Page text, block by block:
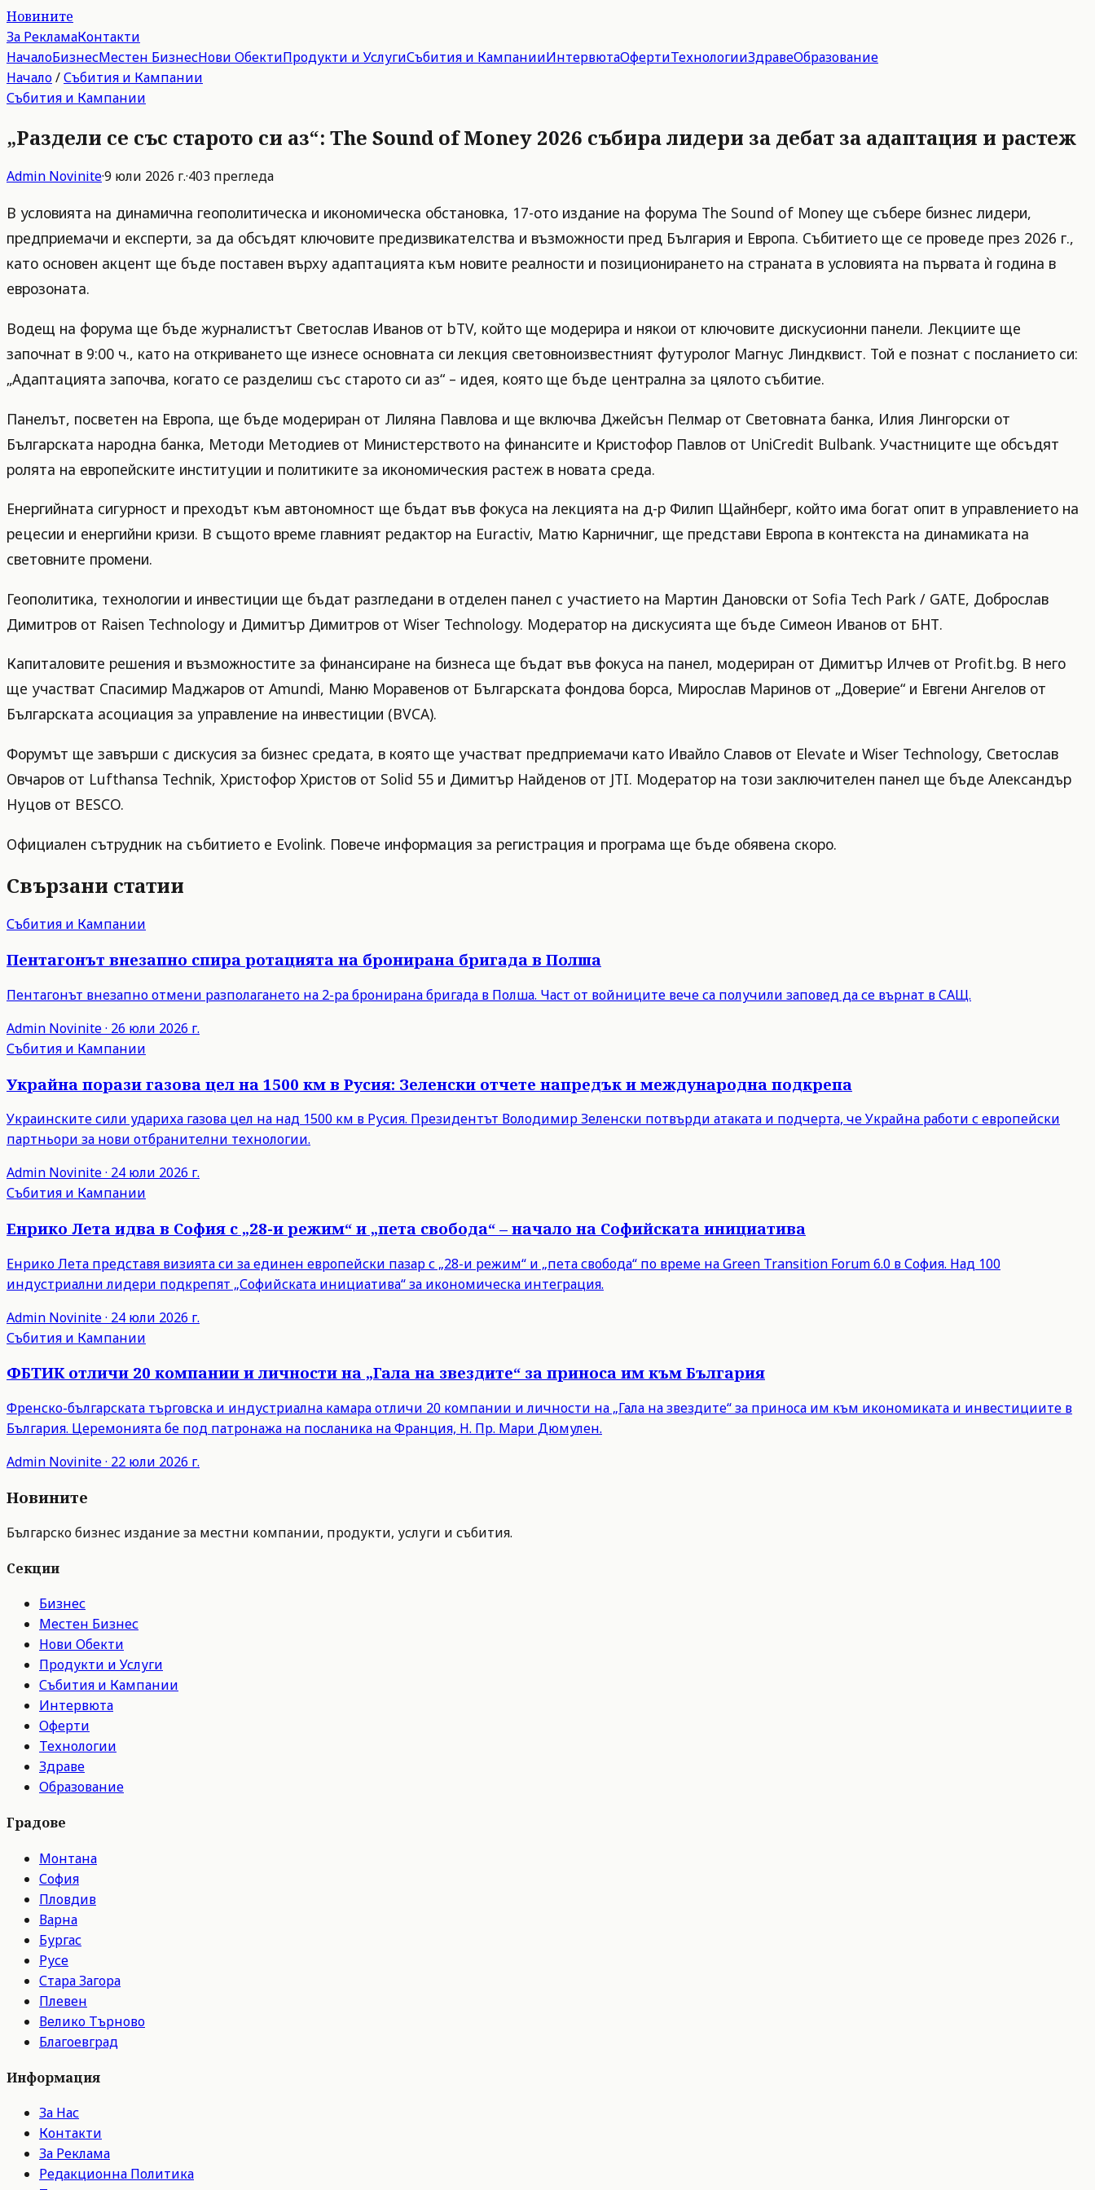
Новините
За РекламаКонтакти
НачалоБизнесМестен БизнесНови ОбектиПродукти и УслугиСъбития и КампанииИнтервютаОфертиТехнологииЗдравеОбразование
Начало/Събития и Кампании
Събития и Кампании
„Раздели се със старото си аз“: The Sound of Money 2026 събира лидери за дебат за адаптация и растеж
Admin Novinite·9 юли 2026 г.·403 прегледа
В условията на динамична геополитическа и икономическа обстановка, 17-ото издание на форума The Sound of Money ще събере бизнес лидери,
предприемачи и експерти, за да обсъдят ключовите предизвикателства и възможности пред България и Европа. Събитието ще се проведе през 2026 г.,
като основен акцент ще бъде поставен върху адаптацията към новите реалности и позиционирането на страната в условията на първата ѝ година в
еврозоната.
Водещ на форума ще бъде журналистът Светослав Иванов от bTV, който ще модерира и някои от ключовите дискусионни панели. Лекциите ще
започнат в 9:00 ч., като на откриването ще изнесе основната си лекция световноизвестният футуролог Магнус Линдквист. Той е познат с посланието си:
„Адаптацията започва, когато се разделиш със старото си аз“ – идея, която ще бъде централна за цялото събитие.
Панелът, посветен на Европа, ще бъде модериран от Лиляна Павлова и ще включва Джейсън Пелмар от Световната банка, Илия Лингорски от
Българската народна банка, Методи Методиев от Министерството на финансите и Кристофор Павлов от UniCredit Bulbank. Участниците ще обсъдят
ролята на европейските институции и политиките за икономическия растеж в новата среда.
Енергийната сигурност и преходът към автономност ще бъдат във фокуса на лекцията на д-р Филип Щайнберг, който има богат опит в управлението на
рецесии и енергийни кризи. В същото време главният редактор на Euractiv, Матю Карничниг, ще представи Европа в контекста на динамиката на
световните промени.
Геополитика, технологии и инвестиции ще бъдат разгледани в отделен панел с участието на Мартин Дановски от Sofia Tech Park / GATE, Доброслав
Димитров от Raisen Technology и Димитър Димитров от Wiser Technology. Модератор на дискусията ще бъде Симеон Иванов от БНТ.
Капиталовите решения и възможностите за финансиране на бизнеса ще бъдат във фокуса на панел, модериран от Димитър Илчев от Profit.bg. В него
ще участват Спасимир Маджаров от Amundi, Маню Моравенов от Българската фондова борса, Мирослав Маринов от „Доверие“ и Евгени Ангелов от
Българската асоциация за управление на инвестиции (BVCA).
Форумът ще завърши с дискусия за бизнес средата, в която ще участват предприемачи като Ивайло Славов от Elevate и Wiser Technology, Светослав
Овчаров от Lufthansa Technik, Христофор Христов от Solid 55 и Димитър Найденов от JTI. Модератор на този заключителен панел ще бъде Александър
Нуцов от BESCO.
Официален сътрудник на събитието е Evolink. Повече информация за регистрация и програма ще бъде обявена скоро.
Свързани статии
Събития и Кампании
Пентагонът внезапно спира ротацията на бронирана бригада в Полша
Пентагонът внезапно отмени разполагането на 2-ра бронирана бригада в Полша. Част от войниците вече са получили заповед да се върнат в САЩ.
Admin Novinite· 26 юли 2026 г.
Събития и Кампании
Украйна порази газова цел на 1500 км в Русия: Зеленски отчете напредък и международна подкрепа
Украинските сили удариха газова цел на над 1500 км в Русия. Президентът Володимир Зеленски потвърди атаката и подчерта, че Украйна работи с европейски
партньори за нови отбранителни технологии.
Admin Novinite· 24 юли 2026 г.
Събития и Кампании
Енрико Лета идва в София с „28-и режим“ и „пета свобода“ – начало на Софийската инициатива
Енрико Лета представя визията си за единен европейски пазар с „28-и режим“ и „пета свобода“ по време на Green Transition Forum 6.0 в София. Над 100
индустриални лидери подкрепят „Софийската инициатива“ за икономическа интеграция.
Admin Novinite· 24 юли 2026 г.
Събития и Кампании
ФБТИК отличи 20 компании и личности на „Гала на звездите“ за приноса им към България
Френско-българската търговска и индустриална камара отличи 20 компании и личности на „Гала на звездите“ за приноса им към икономиката и инвестициите в
България. Церемонията бе под патронажа на посланика на Франция, Н. Пр. Мари Дюмулен.
Admin Novinite· 22 юли 2026 г.
Новините
Българско бизнес издание за местни компании, продукти, услуги и събития.
Секции
Бизнес
Местен Бизнес
Нови Обекти
Продукти и Услуги
Събития и Кампании
Интервюта
Оферти
Технологии
Здраве
Образование
Градове
Монтана
София
Пловдив
Варна
Бургас
Русе
Стара Загора
Плевен
Велико Търново
Благоевград
Информация
За Нас
Контакти
За Реклама
Редакционна Политика